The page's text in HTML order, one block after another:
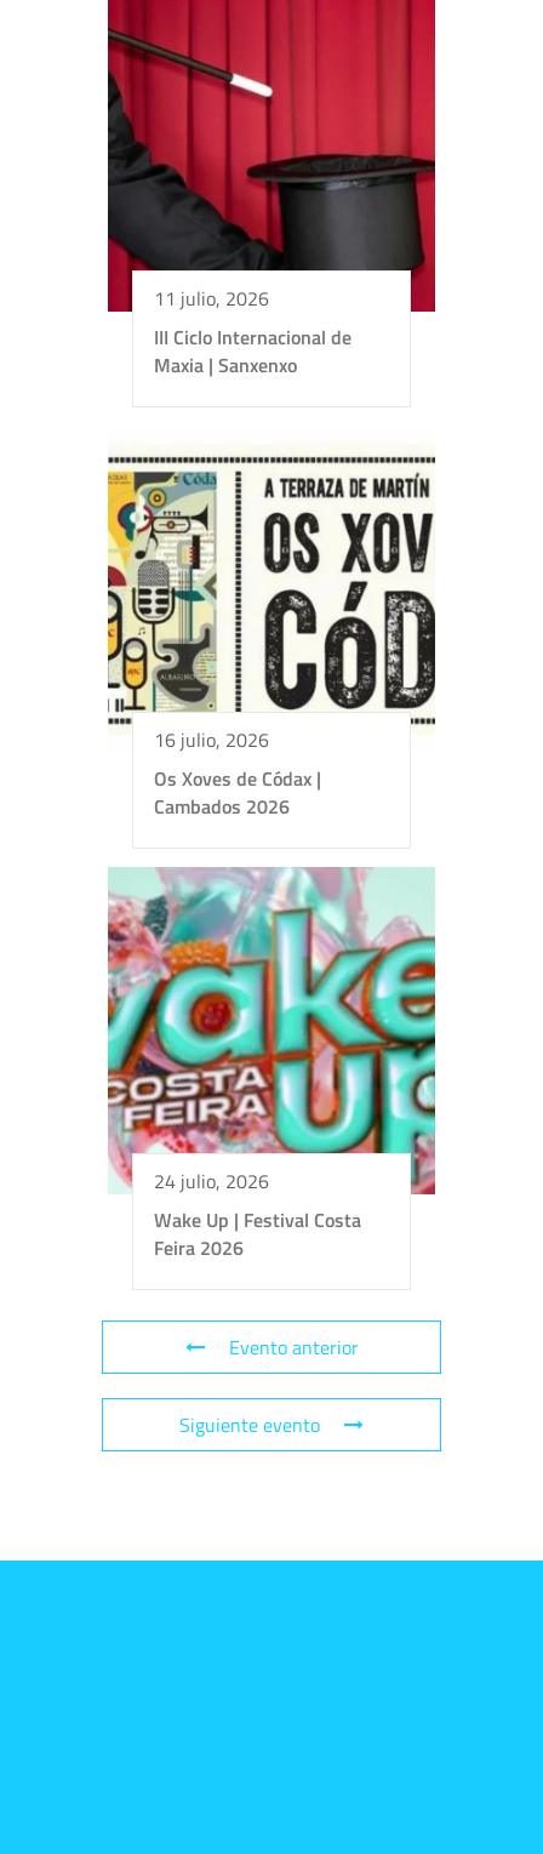
11 julio, 2026
III Ciclo Internacional de
Maxia | Sanxenxo
16 julio, 2026
Os Xoves de Códax |
Cambados 2026
24 julio, 2026
Wake Up | Festival Costa
Feira 2026
Evento anterior
Siguiente evento